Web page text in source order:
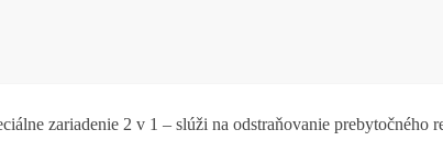
zariadenie 2 v 1 – slúži na odstraňovanie prebytočného